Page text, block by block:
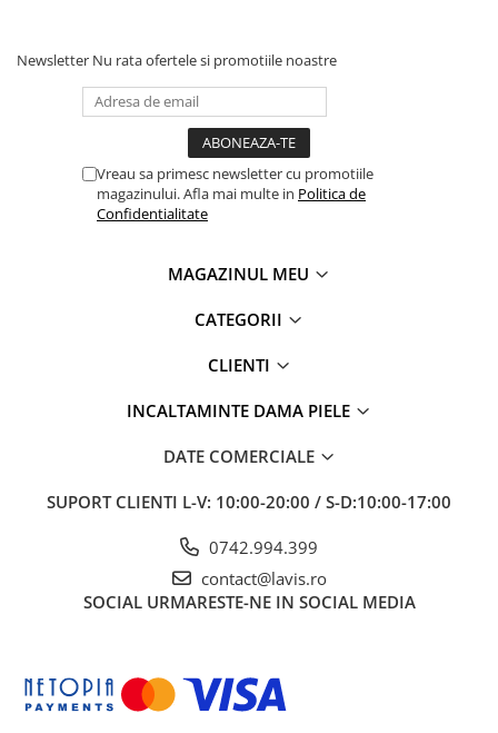
Newsletter Nu rata ofertele si promotiile noastre
Vreau sa primesc newsletter cu promotiile
magazinului. Afla mai multe in Politica de
Confidentialitate
MAGAZINUL MEU
CATEGORII
CLIENTI
INCALTAMINTE DAMA PIELE
DATE COMERCIALE
SUPORT CLIENTI L-V: 10:00-20:00 / S-D:10:00-17:00
0742.994.399
contact@lavis.ro
SOCIAL URMARESTE-NE IN SOCIAL MEDIA